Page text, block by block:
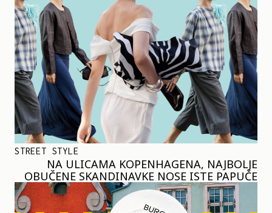
STREET STYLE
NA ULICAMA KOPENHAGENA, NAJBOLJE
OBUČENE SKANDINAVKE NOSE ISTE PAPUČE